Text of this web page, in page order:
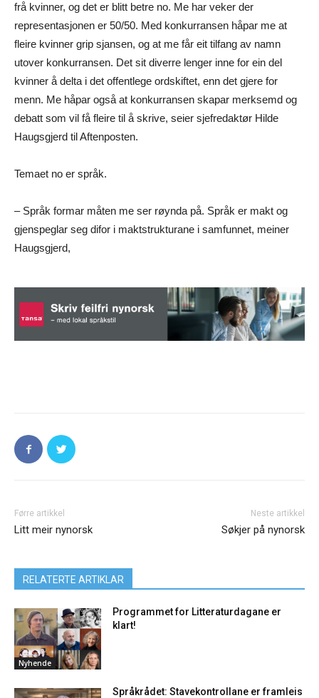
frå kvinner, og det er blitt betre no. Me har veker der
representasjonen er 50/50. Med konkurransen håpar me at
fleire kvinner grip sjansen, og at me får eit tilfang av namn
utover konkurransen. Det sit diverre lenger inne for ein del
kvinner å delta i det offentlege ordskiftet, enn det gjere for
menn. Me håpar også at konkurransen skapar merksemd og
debatt som vil få fleire til å skrive, seier sjefredaktør Hilde
Haugsgjerd til Aftenposten.
Temaet no er språk.
– Språk formar måten me ser røynda på. Språk er makt og
gjenspeglar seg difor i maktstrukturane i samfunnet, meiner
Haugsgjerd,
Førre artikkel
Litt meir nynorsk
Neste artikkel
Søkjer på nynorsk
RELATERTE ARTIKLAR
Nyhende
Programmet for Litteraturdagane er
klart!
Språkrådet: Stavekontrollane er framleis